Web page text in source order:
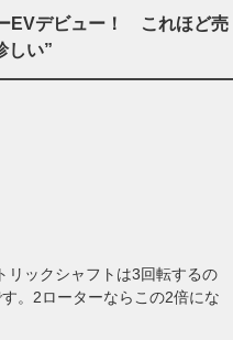
EVデビュー！ これほど売
しい”
リックシャフトは3回転するの
。2ローターならこの2倍にな